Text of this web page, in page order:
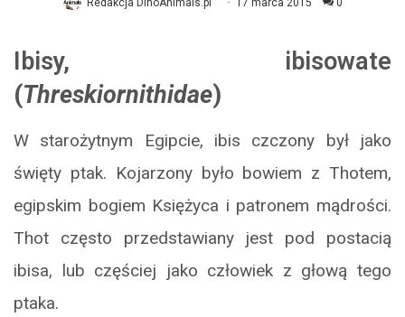
Redakcja DinoAnimals.pl 17 marca 2015 0
Ibisy, ibisowate
(Threskiornithidae)
W starożytnym Egipcie, ibis czczony był jako
święty ptak. Kojarzony było bowiem z Thotem,
egipskim bogiem Księżyca i patronem mądrości.
Thot często przedstawiany jest pod postacią
ibisa, lub częściej jako człowiek z głową tego
ptaka.